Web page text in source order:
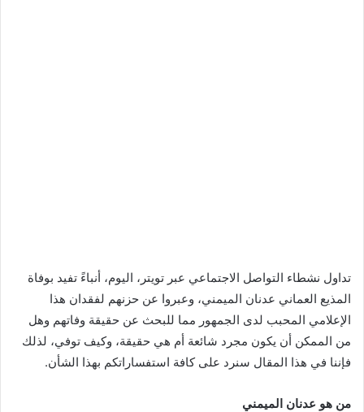
تداول نشطاء التواصل الاجتماعي عبر تويتر، اليوم، أنباءً تفيد بوفاة
المذيع العماني عدنان الميمني، وعبروا عن حزنهم لفقدان هذا
الإعلامي المحبب لدى الجمهور مما للبحث عن حقيقة وفاتهم وهل
من الممكن أن يكون مجرد شائعة أم هي حقيقة، وكيف توفي، لذلك
فإننا في هذا المقال سنرد على كافة استفساراتكم بهذا الشأن.
من هو عدنان الميمني